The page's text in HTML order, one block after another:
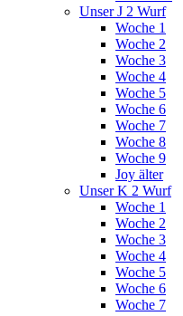
Unser J 2 Wurf
Woche 1
Woche 2
Woche 3
Woche 4
Woche 5
Woche 6
Woche 7
Woche 8
Woche 9
Joy älter
Unser K 2 Wurf
Woche 1
Woche 2
Woche 3
Woche 4
Woche 5
Woche 6
Woche 7